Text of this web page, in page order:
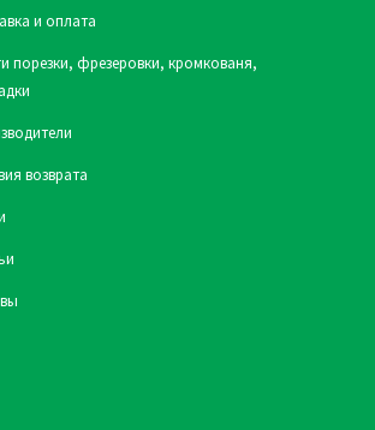
и оплата
порезки, фрезеровки, кромкованя,
возврата